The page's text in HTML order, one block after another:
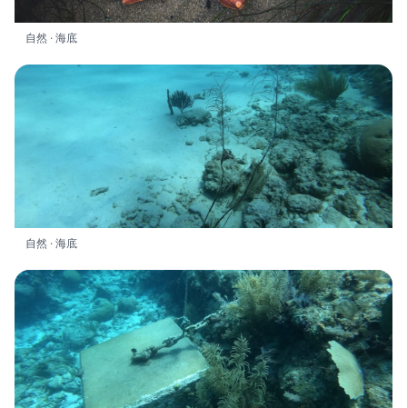
自然 · 海底
自然 · 海底